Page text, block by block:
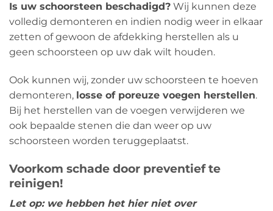
Is uw schoorsteen beschadigd? Wij kunnen deze
volledig demonteren en indien nodig weer in elkaar
zetten of gewoon de afdekking herstellen als u
geen schoorsteen op uw dak wilt houden.
Ook kunnen wij, zonder uw schoorsteen te hoeven
demonteren, losse of poreuze voegen herstellen.
Bij het herstellen van de voegen verwijderen we
ook bepaalde stenen die dan weer op uw
schoorsteen worden teruggeplaatst.
Voorkom schade door preventief te
reinigen!
Let op: we hebben het hier niet over